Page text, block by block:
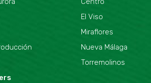
El Viso
Miraflores
Nueva Málaga
Torremolinos